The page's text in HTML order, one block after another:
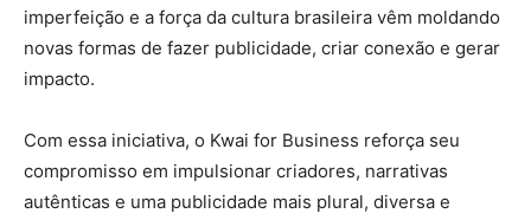
imperfeição e a força da cultura brasileira vêm moldando
novas formas de fazer publicidade, criar conexão e gerar
impacto.
Com essa iniciativa, o Kwai for Business reforça seu
compromisso em impulsionar criadores, narrativas
autênticas e uma publicidade mais plural, diversa e